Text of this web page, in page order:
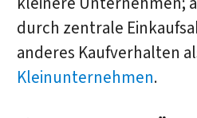
durch zentrale
anderes Kaufverhalten
Kleinunternehmen.